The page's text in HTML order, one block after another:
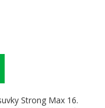
Strong Max 16.